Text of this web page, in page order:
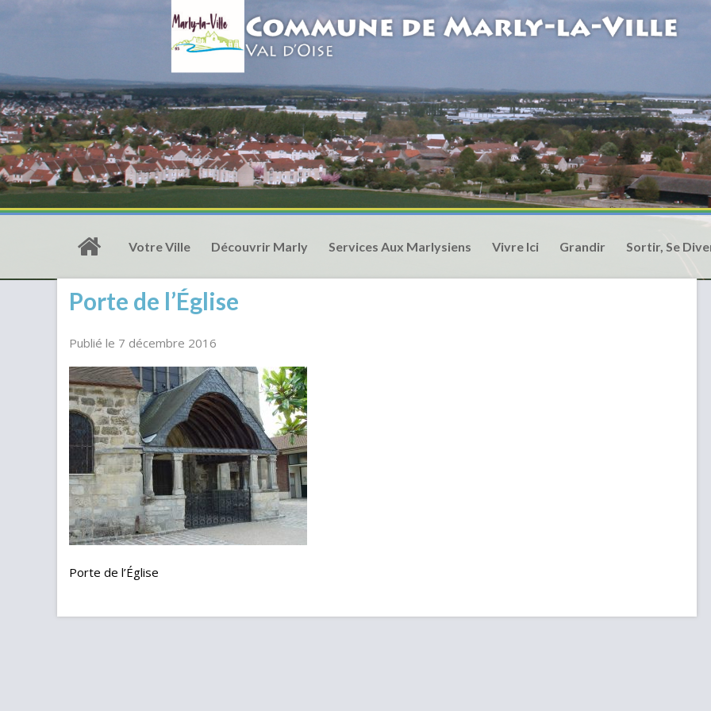
Votre Ville Découvrir Marly Services Aux Marlysiens Vivre Ici Grandir Sortir, Se
Porte de l’Église
Publié le 7 décembre 2016
Porte de l’Église